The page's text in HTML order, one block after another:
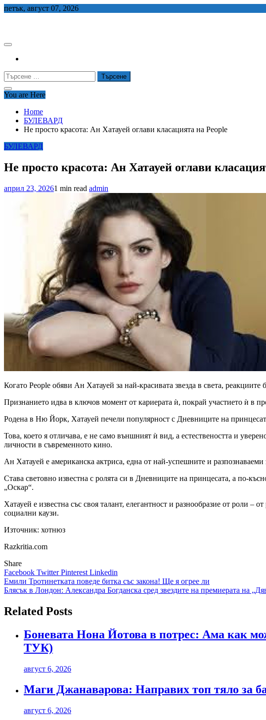
Skip
петък, август 07, 2026
Търсене
за:
You are Here
Home
БУЛЕВАРД
Не просто красота: Ан Хатауей оглави класацията на People
БУЛЕВАРД
Не просто красота: Ан Хатауей оглави
април 23, 20261 min read admin
Когато People обяви Ан Хатауей за най-красивата звезда в света,
Признанието идва в ключов момент от кариерата ѝ, покрай участието ѝ в
Родена в Ню Йорк, Хатауей печели популярност с Дневниците на
Това, което я отличава, е не само външният ѝ вид, а естествеността и
личности в съвременното кино.
Ан Хатауей е американска актриса, една от най-успешните и
Става световно известна с ролята си в Дневниците на принцесата, а по-
„Оскар“.
Хатауей е известна със своя талант, елегантност и разнообразие от роли
социални каузи.
Източник: хотнюз
Razkritia.com
Share
Facebook TwitterPinterest Linkedin
Навигация
Емили Тротинетката поведе битка със закона! Ще я огрее ли
Блясък в Лондон: Александра Богданска сред звездите на премиерата на
Related Posts
Боневата Нона Йотова в потрес: Ама как
ТУК)
август 6, 2026
Маги Джанаварова: Направих топ тяло за
август 6, 2026